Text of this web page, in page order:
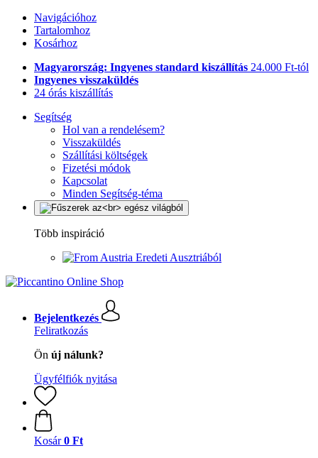
Navigációhoz
Tartalomhoz
Kosárhoz
Magyarország: Ingyenes standard kiszállítás 24.000 Ft-tól
Ingyenes visszaküldés
24 órás kiszállítás
Segítség
Hol van a rendelésem?
Visszaküldés
Szállítási költségek
Fizetési módok
Kapcsolat
Minden Segítség-téma
Több inspiráció
Eredeti Ausztriából
Bejelentkezés
Feliratkozás
Ön új nálunk?
Ügyfélfiók nyitása
Kosár 0 Ft